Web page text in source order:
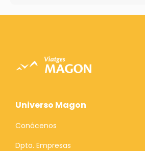
Universo Magon
Conócenos
Dpto. Empresas